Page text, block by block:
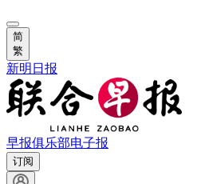
简
繁
新明日报
早报俱乐部电子报
订阅